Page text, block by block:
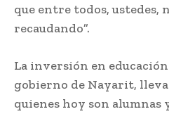
que entre todos, ustedes,
recaudando”.
La inversión en
gobierno de Nayarit,
quienes hoy son alumnas